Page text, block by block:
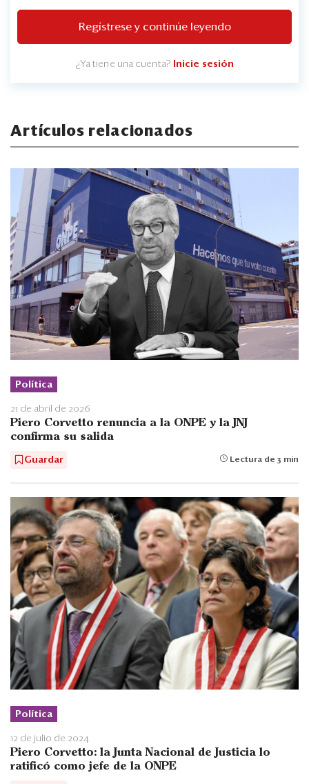
Regístrese y continúe leyendo
¿Ya tiene una cuenta? Inicie sesión
Artículos relacionados
Política
21 de abril de 2026
Piero Corvetto renuncia a la ONPE y la JNJ
confirma su salida
Guardar Lectura de 3 min
Política
12 de julio de 2024
Piero Corvetto: la Junta Nacional de Justicia lo
ratificó como jefe de la ONPE